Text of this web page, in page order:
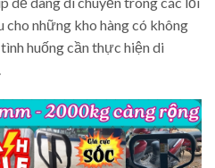
những kho hàng có không
huống cần thực hiện di